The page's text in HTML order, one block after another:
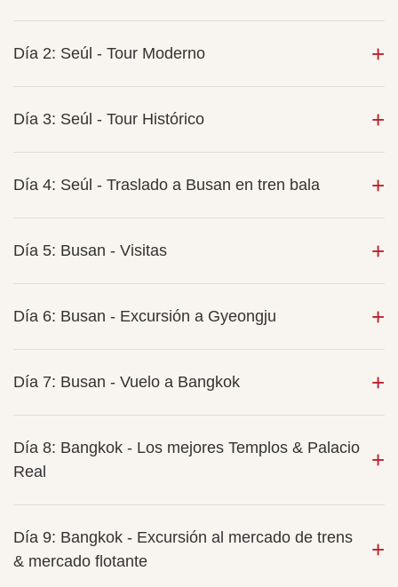
Día 2: Seúl - Tour Moderno
Día 3: Seúl - Tour Histórico
Día 4: Seúl - Traslado a Busan en tren bala
Día 5: Busan - Visitas
Día 6: Busan - Excursión a Gyeongju
Día 7: Busan - Vuelo a Bangkok
Día 8: Bangkok - Los mejores Templos & Palacio
Real
Día 9: Bangkok - Excursión al mercado de trens
& mercado flotante